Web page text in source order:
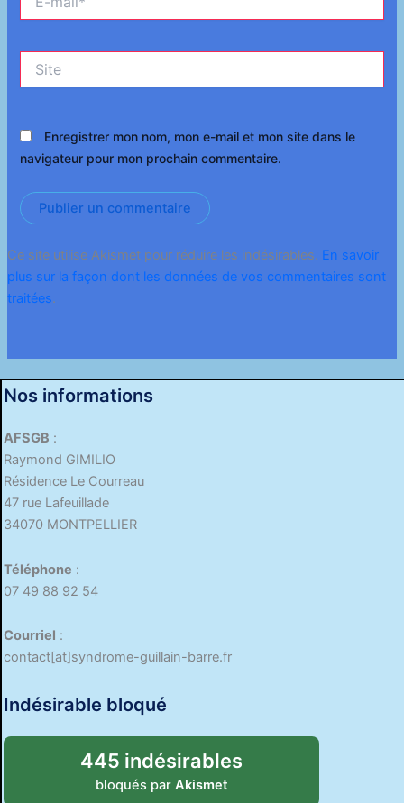
mail*
Enregistrer mon nom, mon e-mail et mon site dans le
navigateur pour mon prochain commentaire.
Ce site utilise Akismet pour réduire les indésirables. En savoir
plus sur la façon dont les données de vos commentaires sont
traitées.
Nos informations
AFSGB :
Raymond GIMILIO
Résidence Le Courreau
47 rue Lafeuillade
34070 MONTPELLIER
Téléphone :
07 49 88 92 54
Courriel :
contact[at]syndrome-guillain-barre.fr
Indésirable bloqué
445 indésirables
bloqués par Akismet